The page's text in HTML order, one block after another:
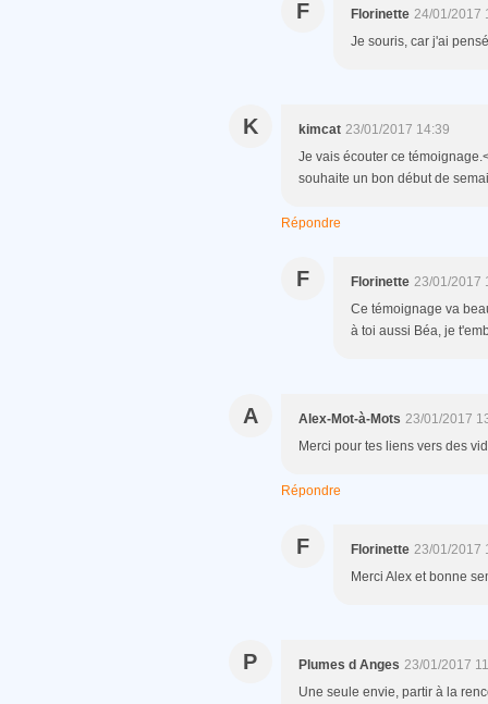
F Florinette 24/01/2017
Je souris, car j'ai
K kimcat 23/01/2017 14:39
Je vais écouter ce
souhaite un bon début de
Répondre
F Florinette 23/01/2017
Ce témoignage va
à toi aussi Béa, je
A Alex-Mot-à-Mots 23/01/2017
Merci pour tes liens vers des
Répondre
F Florinette 23/01/2017
Merci Alex et bonne
P Plumes d Anges 23/01/2017
Une seule envie, partir à la